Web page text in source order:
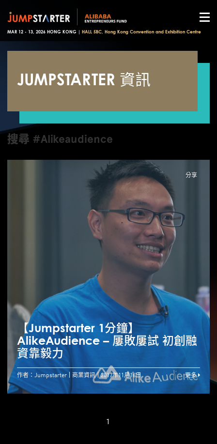
MAR 12 - 13, 2026 HONG KONG | HALL 5BC, Hong Kong Convention and Exhibition Centre
JUMPSTARTER 資訊
搜尋 #Alikeaudience
分享
【Jumpstarter 1分鐘】
AlikeAudience – 屢敗屢試 初創融
資靠毅力
作者：Jumpstarter 商業資訊 2017年11月16日 更多
1